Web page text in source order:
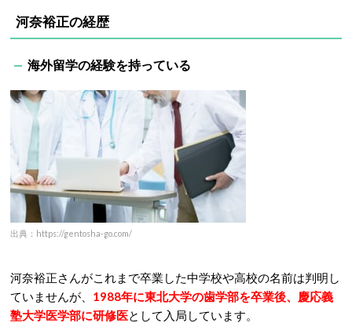
河奈裕正の経歴
海外留学の経験を持っている
出典：https://gentosha-go.com/
河奈裕正さんがこれまで卒業した中学校や高校の名前は判明し
ていませんが、 1988年に東北大学の歯学部を卒業後、慶応義
塾大学医学部に研修医として入局 しています。